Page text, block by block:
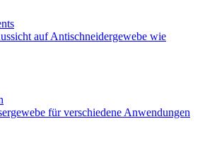
auf Antischneidergewebe wie
für verschiedene Anwendungen